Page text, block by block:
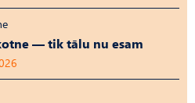
— tik tālu nu esam